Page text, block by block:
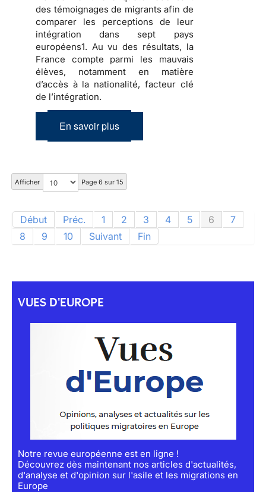
des témoignages de migrants afin de
comparer les perceptions de leur
intégration dans sept pays
européens1. Au vu des résultats, la
France compte parmi les mauvais
élèves, notamment en matière
d’accès à la nationalité, facteur clé
de l’intégration.
En savoir plus
Afficher Page 6 sur 15
Début Préc. 1 2 3 4 5 6
7
8
9 10 Suivant Fin
VUES D'EUROPE
Notre revue européenne est en ligne !
Découvrez dès maintenant nos articles d'actualités,
d'analyse et d'opinion sur l'asile et les migrations en
Europe